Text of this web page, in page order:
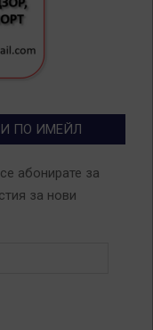
ПО ИМЕЙЛ
абонирате за
за нови